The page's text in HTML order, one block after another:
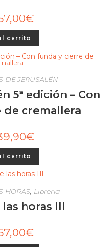
€
carrito
DE JERUSALÉN
5ª edición – Con
cremallera
€
carrito
HORAS, Librería
horas III
€